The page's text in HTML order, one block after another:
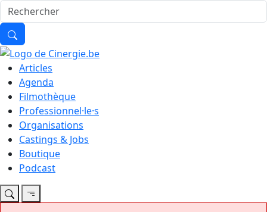
Articles
Agenda
Filmothèque
Professionnel·le·s
Organisations
Castings & Jobs
Boutique
Podcast